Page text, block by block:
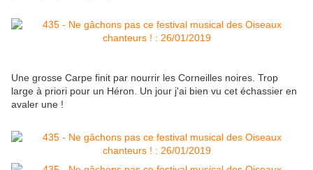
Une grosse Carpe finit par nourrir les Corneilles noires. Trop
large à priori pour un Héron. Un jour j'ai bien vu cet échassier en
avaler une !